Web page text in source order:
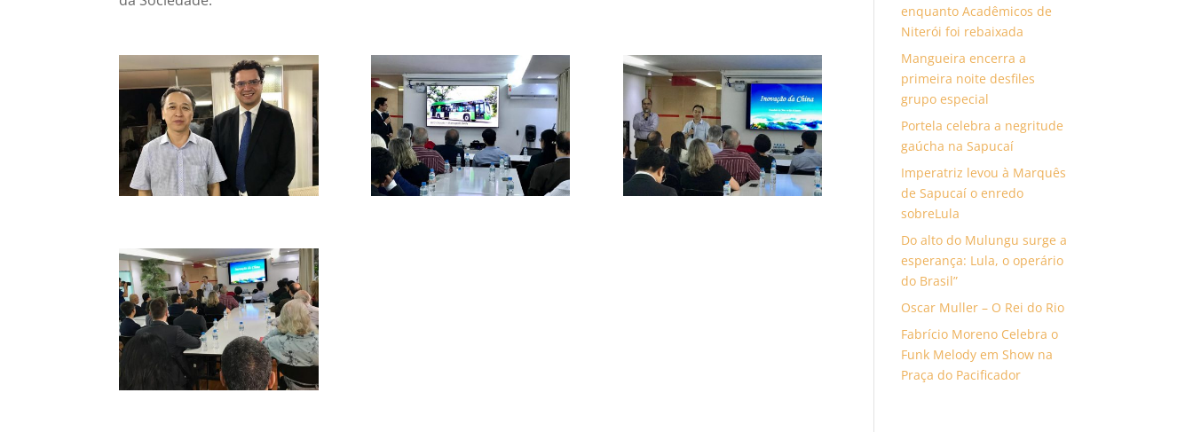
enquanto Acadêmicos de
Niterói foi rebaixada
Mangueira encerra a
primeira noite desfiles
grupo especial
Portela celebra a negritude
gaúcha na Sapucaí
Imperatriz levou à Marquês
de Sapucaí o enredo
sobreLula
Do alto do Mulungu surge a
esperança: Lula, o operário
do Brasil”
Oscar Muller – O Rei do Rio
Fabrício Moreno Celebra o
Funk Melody em Show na
Praça do Pacificador